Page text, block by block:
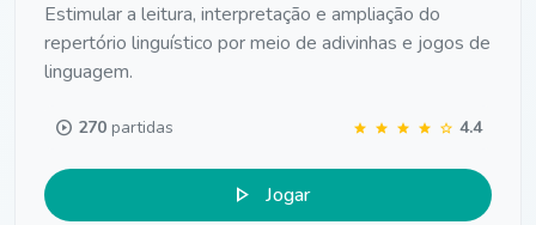
Estimular a leitura, interpretação e ampliação do
repertório linguístico por meio de adivinhas e jogos de
linguagem.
play_circle 270 partidas star star star star star 4.4
play_arrow Jogar